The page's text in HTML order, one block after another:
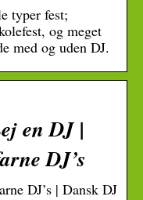
typer fest;
og meget
med og uden DJ.
en DJ |
DJ’s
DJ’s | Dansk DJ